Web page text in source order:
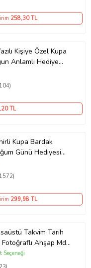
258,30 TL
Kişiye Özel Kupa
Anlamlı Hediye
Kupa (Beyaz)
TL
Kupa Bardak
Günü Hediyesi
Anneye Babaya
Erkek Kardeşe
Günü Yıl Dönümü
299,98 TL
Takvim Tarih
Fotoğraflı Ahşap Mdf
Seçeneği